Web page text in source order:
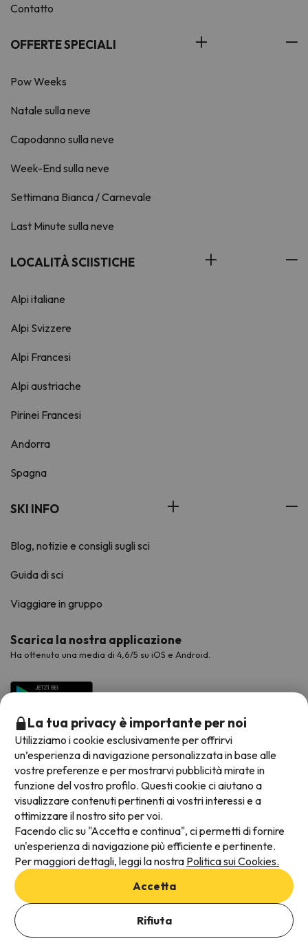
Aggiungi date per verificare la disponibilità
Seleziona Date di prenotazione
Contatto
OFFERTE SPECIALI
Pow Weeks
Natale sulla neve
Capodanno sulla neve
Week-End sulla neve
Settimana Bianca / Carnevale
Last Minute sulla neve
LOCALITÀ SCIISTICHE
Alpi italiane
Alpi Svizzere
Alpi Francesi
Alpi austriache
Pirinei Francesi
Andorra
Spagna
SKI INFO
Blog, notizie e consigli sugli sci
Guida di sci
Viaggiare in gruppo
Scarica la nostra applicazione
Ha ottenuto una media di 4,6/5 su iOS e Android.
Metodi di pagamento disponibili
Termini e condizioni generali
Protezione dei dati
Informativa sui cookie
La tua privacy è importante per noi
Utilizziamo i cookie esclusivamente per offrirvi
un’esperienza di navigazione personalizzata in base alle
vostre preferenze e per mostrarvi pubblicità mirate in
funzione del vostro profilo. Questi cookie ci aiutano a
visualizzare contenuti pertinenti ai vostri interessi e a
ottimizzare il nostro sito per voi.
Facendo clic su "Accetta e continua", ci permetti di fornire
un'esperienza di navigazione più efficiente e pertinente.
Per maggiori dettagli, leggi la nostra Politica sui Cookies.
Accetta
Rifiuta